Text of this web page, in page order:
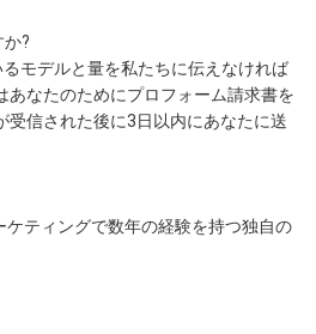
?
モデルと量を私たちに伝えなければ
あなたのためにプロフォーム請求書を
受信された後に3日以内にあなたに送
ケティングで数年の経験を持つ独自の